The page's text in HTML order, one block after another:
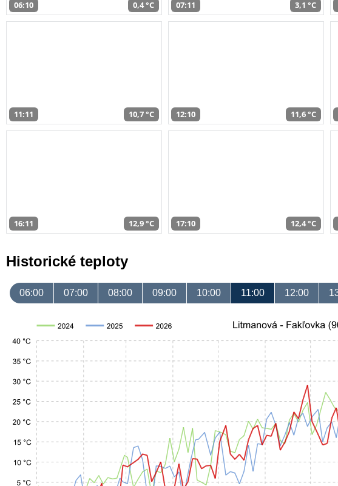
06:10 0,4 °C 07:11 3,1 °C
11:11 10,7 °C 12:10 11,6 °C
16:11 12,9 °C 17:10 12,4 °C
Historické teploty
06:00 07:00 08:00 09:00 10:00 11:00 12:00